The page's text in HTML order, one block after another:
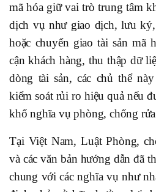
mã hóa giữ vai trò trung tâm
dịch vụ như giao dịch, lưu
hoặc chuyển giao tài sản mã
cận khách hàng, thu thập dữ
dòng tài sản, các chủ thể
kiểm soát rủi ro hiệu quả nếu
khổ nghĩa vụ phòng, chống
Tại Việt Nam, Luật Phòng,
và các văn bản hướng dẫn đã
chung với các nghĩa vụ như